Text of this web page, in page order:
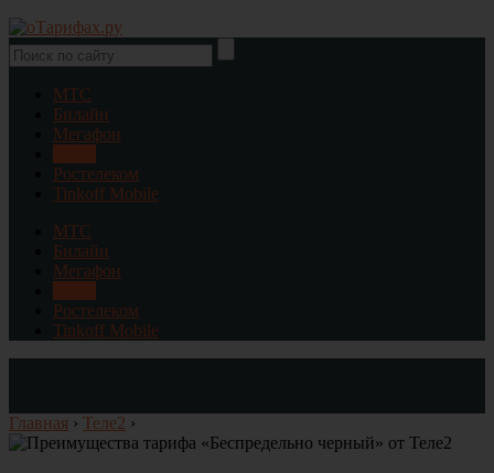
МТС
Билайн
Мегафон
Ростелеком
Tinkoff Mobile
МТС
Билайн
Мегафон
Ростелеком
Tinkoff Mobile
Главная › Теле2 ›